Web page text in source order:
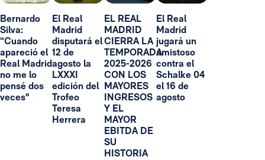
Bernardo
Silva:
“Cuando
apareció el
Real Madrid
no me lo
pensé dos
veces"
El Real
Madrid
disputará el
12 de
agosto la
LXXXI
edición del
Trofeo
Teresa
Herrera
EL REAL
MADRID
CIERRA LA
TEMPORADA
2025-2026
CON LOS
MAYORES
INGRESOS
Y EL
MAYOR
EBITDA DE
SU
HISTORIA
El Real
Madrid
jugará un
amistoso
contra el
Schalke 04
el 16 de
agosto